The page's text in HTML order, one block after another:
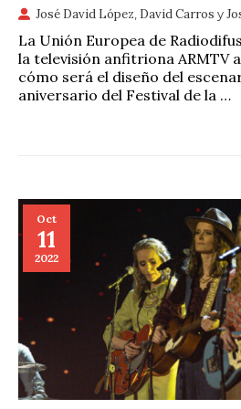
José David López, David Carros y
La Unión Europea de
la televisión anfitriona ARMTV
cómo será el diseño del
aniversario del Festival de la …
Oct
11
2022